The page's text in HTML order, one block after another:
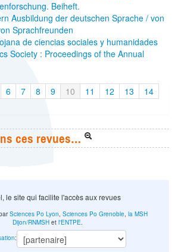
Beiheft.
Ausbildung der deutschen Sprache / von
Sprachfreunden
de ciencias sociales y humanidades
Society : Proceedings of the Annual
6 7 8 9 10 11 12 13
14
ces revues…
le site qui facilite l'accès aux revues
Sciences Po Lyon Sciences Po Grenoble, la MSH
Dijon/RNMSH et l'ENTPE
: